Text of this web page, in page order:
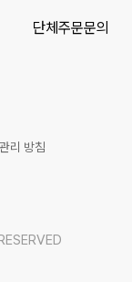
단체주문문의
리 방침